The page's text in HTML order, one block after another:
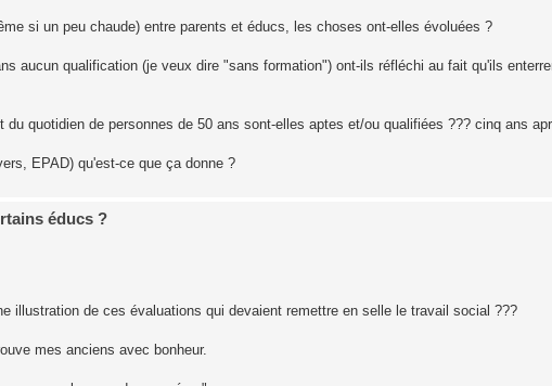
si un peu chaude) entre parents et éducs, les choses ont-elles évoluées ?
aucun qualification (je veux dire "sans formation") ont-ils réfléchi au fait qu'ils
quotidien de personnes de 50 ans sont-elles aptes et/ou qualifiées ??? cinq ans
EPAD) qu'est-ce que ça donne ?
éducs ?
illustration de ces évaluations qui devaient remettre en selle le travail social ???
mes anciens avec bonheur.